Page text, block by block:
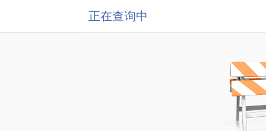
正在查询中